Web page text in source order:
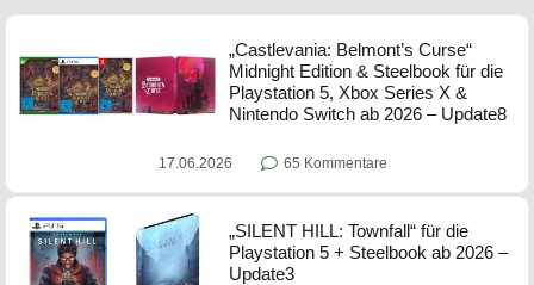
„Castlevania: Belmont’s Curse“
Midnight Edition & Steelbook für die
Playstation 5, Xbox Series X &
Nintendo Switch ab 2026 – Update8
17.06.2026 65 Kommentare
„SILENT HILL: Townfall“ für die
Playstation 5 + Steelbook ab 2026 –
Update3